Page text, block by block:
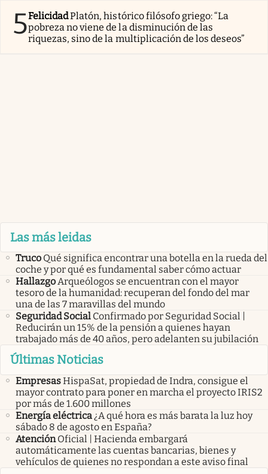
5FelicidadPlatón, histórico filósofo griego: “La
pobreza no viene de la disminución de las
riquezas, sino de la multiplicación de los deseos”
Las más leidas
Truco Qué significa encontrar una botella en la rueda del
coche y por qué es fundamental saber cómo actuar
HallazgoArqueólogos se encuentran con el mayor
tesoro de la humanidad: recuperan del fondo del mar
una de las 7 maravillas del mundo
Seguridad Social Confirmado por Seguridad Social |
Reducirán un 15% de la pensión a quienes hayan
trabajado más de 40 años, pero adelanten su jubilación
Últimas Noticias
EmpresasHispaSat, propiedad de Indra, consigue el
mayor contrato para poner en marcha el proyecto IRIS2
por más de 1.600 millones
Energía eléctrica ¿A qué hora es más barata la luz hoy
sábado 8 de agosto en España?
Atención Oficial | Hacienda embargará
automáticamente las cuentas bancarias, bienes y
vehículos de quienes no respondan a este aviso final